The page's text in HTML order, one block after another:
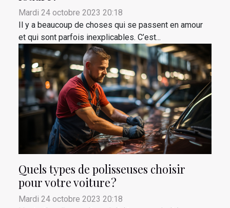
Mardi 24 octobre 2023 20:18
Il y a beaucoup de choses qui se passent en amour
et qui sont parfois inexplicables. C’est...
Quels types de polisseuses choisir
pour votre voiture ?
Mardi 24 octobre 2023 20:18